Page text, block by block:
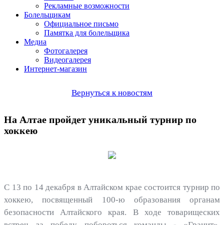
Рекламные возможности
Болельщикам
Официальное письмо
Памятка для болельщика
Медиа
Фотогалерея
Видеогалерея
Интернет-магазин
Вернуться к новостям
На Алтае пройдет уникальный турнир по
хоккею
С 13 по 14 декабря в Алтайском крае состоится турнир по
хоккею, посвященный 100-ю образования органам
безопасности Алтайского края. В ходе товарищеских